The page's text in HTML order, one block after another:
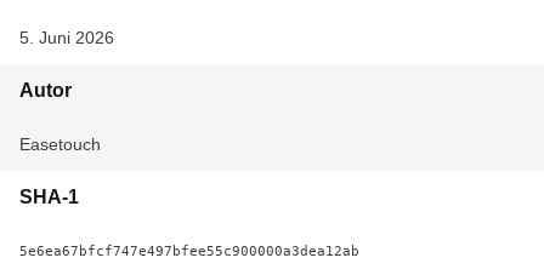
5. Juni 2026
Autor
Easetouch
SHA-1
5e6ea67bfcf747e497bfee55c900000a3dea12ab